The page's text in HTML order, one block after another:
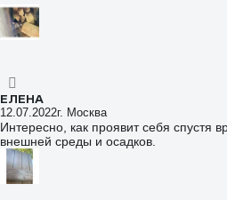
ЕЛЕНА
12.07.2022г. Москва
Интересно, как проявит себя спустя
внешней среды и осадков.